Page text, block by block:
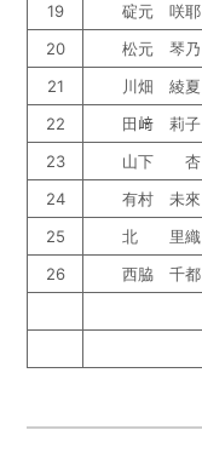
19
碇元 咲耶
20
松元 琴乃
21
川畑 綾夏
22
田﨑 莉子
23
山下 杏
24
有村 未來
25
北 里織
26
西脇 千都